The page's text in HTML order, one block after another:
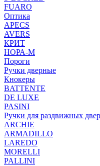
FUARO
Оптика
APECS
AVERS
КРИТ
НОРА-М
Пороги
Ручки дверные
Кнокеры
BATTENTE
DE LUXE
PASINI
Ручки для раздвижных
ARCHIE
ARMADILLO
LAREDO
MORELLI
PALLINI